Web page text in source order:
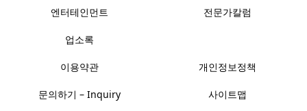
엔터테인먼트 전문가칼럼
업소록
이용약관 개인정보정책
문의하기 – Inquiry 사이트맵